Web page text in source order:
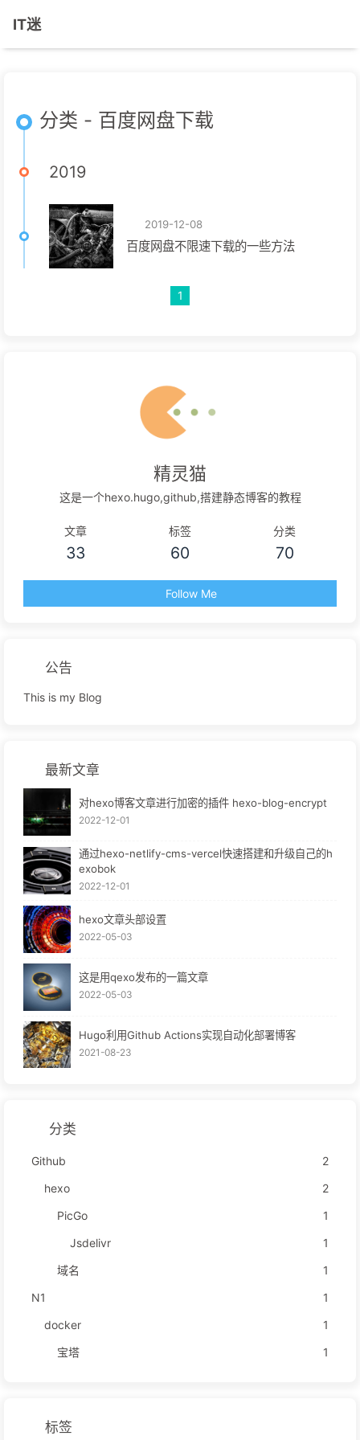
IT迷
分类 - 百度网盘下载
2019
2019-12-08
百度网盘不限速下载的一些方法
1
精灵猫
这是一个hexo.hugo,github,搭建静态博客的教程
文章
33
标签
60
分类
70
Follow Me
公告
This is my Blog
最新文章
对hexo博客文章进行加密的插件 hexo-blog-encrypt
2022-12-01
通过hexo-netlify-cms-vercel快速搭建和升级自己的h
exobok
2022-12-01
hexo文章头部设置
2022-05-03
这是用qexo发布的一篇文章
2022-05-03
Hugo利用Github Actions实现自动化部署博客
2021-08-23
分类
Github
2
hexo
2
PicGo
1
Jsdelivr
1
域名
1
N1
1
docker
1
宝塔
1
标签